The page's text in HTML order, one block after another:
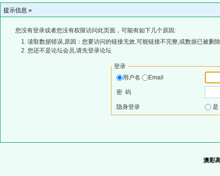
提示信息 »
您没有登录或者您没有权限访问此页面，可能有如下几个原因:
读取数据错误,原因：您要访问的链接无效,可能链接不完整,或数据已被删
您还不是论坛会员,请先登录论坛
登录
用户名
Email
密 码
隐身登录
澳彩